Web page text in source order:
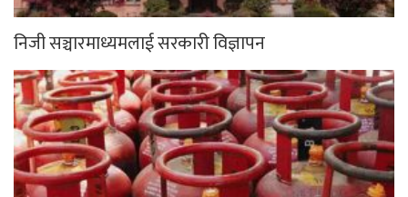
निजी सञ्चारमाध्यमलाई सरकारी विज्ञापन